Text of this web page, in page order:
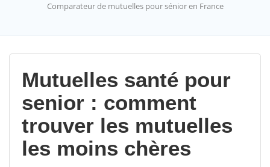
Comparateur de mutuelles pour sénior en France
Mutuelles santé pour
senior : comment
trouver les mutuelles
les moins chères